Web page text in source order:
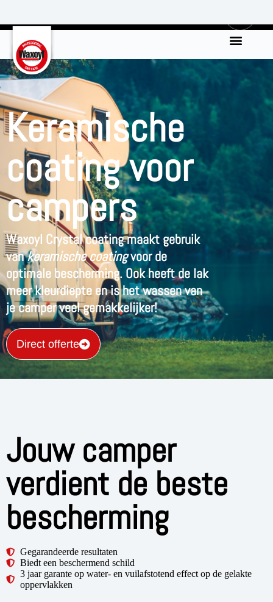
Keramische
coating voor
campers
Waxoyl Crystal coating maakt gebruik
vankeramische coatingvoor de
optimale bescherming. Ook heeft de lak
meer kleurdiepte en is het wassen van
je camper veel gemakkelijker!
Direct offerte
Jouw camper
verdient de beste
bescherming
Gegarandeerde resultaten
Biedt een beschermend schild
3 jaar garante op water- en vuilafstotend effect op de gelakte
oppervlakken